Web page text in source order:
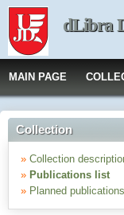
dLibra
MAIN PAGE
Collection
» Collection
» Publications list
» Planned publications